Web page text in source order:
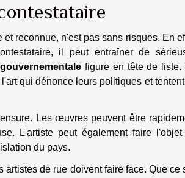
reconnue, n'est pas sans risques. En
il peut entraîner de
figure en tête de liste.
qui dénonce leurs politiques et
Les œuvres peuvent être
L'artiste peut également faire
du pays.
de rue doivent faire face. Que ce